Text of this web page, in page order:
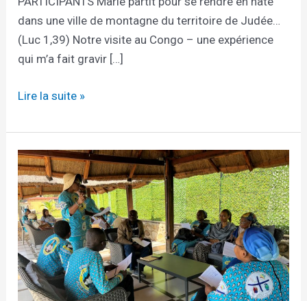
dans une ville de montagne du territoire de Judée…
(Luc 1,39) Notre visite au Congo – une expérience
qui m’a fait gravir […]
Lire la suite »
Le
rêve
est
devenu
réalité !